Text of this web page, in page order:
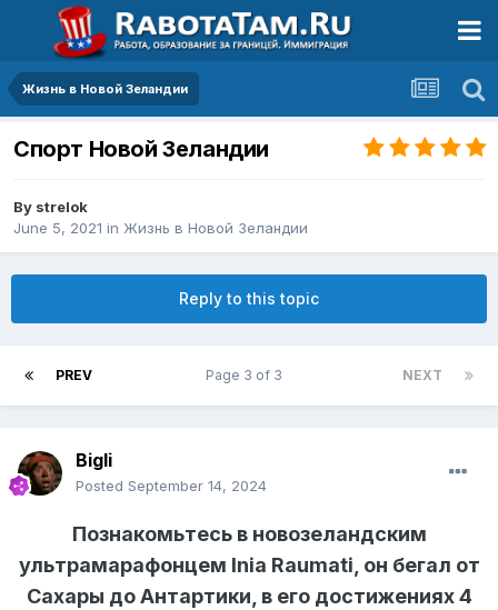
Жизнь в Новой Зеландии
Спорт Новой Зеландии
By strelok
June 5, 2021 in Жизнь в Новой Зеландии
Reply to this topic
PREV NEXT
Page 3 of 3
Bigli
Posted September 14, 2024
Познакомьтесь в новозеландским
ультрамарафонцем Inia Raumati, он бегал от
Сахары до Антартики, в его достижениях 4